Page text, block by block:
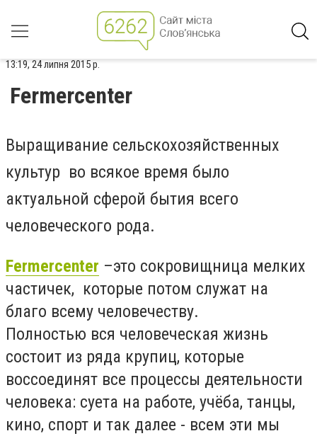
13:19, 24 липня 2015 р.
Fermercenter
Выращивание сельскохозяйственных
культур во всякое время было
актуальной сферой бытия всего
человеческого рода.
Fermercenter –это сокровищница мелких
частичек, которые потом служат на
благо всему человечеству.
Полностью вся человеческая жизнь
состоит из ряда крупиц, которые
воссоединят все процессы деятельности
человека: суета на работе, учёба, танцы,
кино, спорт и так далее - всем эти мы